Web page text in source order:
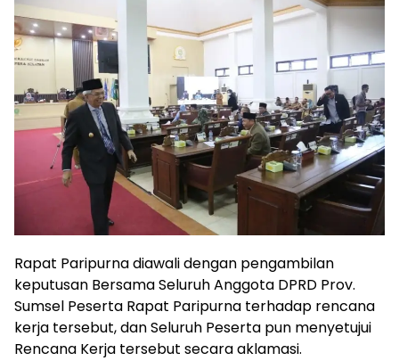
Rapat Paripurna diawali dengan pengambilan
keputusan Bersama Seluruh Anggota DPRD Prov.
Sumsel Peserta Rapat Paripurna terhadap rencana
kerja tersebut, dan Seluruh Peserta pun menyetujui
Rencana Kerja tersebut secara aklamasi.